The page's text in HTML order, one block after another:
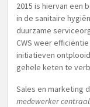
2015 is hiervan een
in de sanitaire
duurzame
CWS weer
initiatieven
gehele keten te
Sales en marketing
medewerker